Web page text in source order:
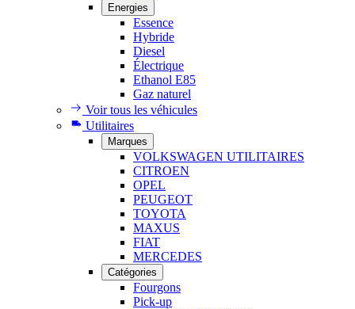
Energies
Essence
Hybride
Diesel
Électrique
Ethanol E85
Gaz naturel
Voir tous les véhicules
Utilitaires
Marques
VOLKSWAGEN UTILITAIRES
CITROEN
OPEL
PEUGEOT
TOYOTA
MAXUS
FIAT
MERCEDES
Catégories
Fourgons
Pick-up